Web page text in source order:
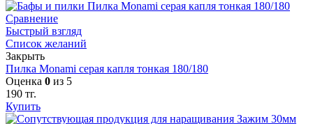
Сравнение
Быстрый взгляд
Список желаний
Закрыть
Пилка Monami серая капля тонкая 180/180
Оценка 0 из 5
190 тг.
Купить